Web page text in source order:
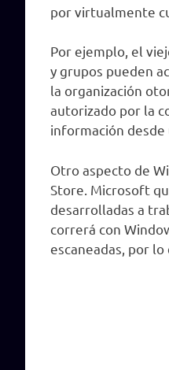
por virtualmente
Por ejemplo, el
y grupos pueden
la organización
autorizado por la
información desde
Otro aspecto de
Store. Microsoft
desarrolladas a
correrá con
escaneadas, por lo